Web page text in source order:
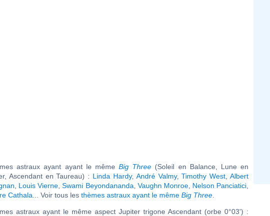
astraux ayant ayant le même Big Three (Soleil en Balance, Lune en
Ascendant en Taureau) : Linda Hardy, André Valmy,Timothy West ,Albert
Louis Vierne ,Swami Beyondananda Vaughn Monroe, Nelson Panciatici
Cathala ... Voir tous les thèmes astraux ayant le même Big Three
astraux ayant le même aspect Jupiter trigone Ascendant (orbe 0°03') :